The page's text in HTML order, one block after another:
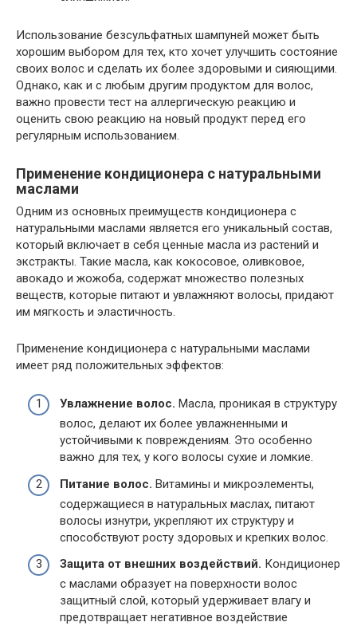
Использование безсульфатных шампуней может быть
хорошим выбором для тех, кто хочет улучшить состояние
своих волос и сделать их более здоровыми и сияющими.
Однако, как и с любым другим продуктом для волос,
важно провести тест на аллергическую реакцию и
оценить свою реакцию на новый продукт перед его
регулярным использованием.
Применение кондиционера с натуральными
маслами
Одним из основных преимуществ кондиционера с
натуральными маслами является его уникальный состав,
который включает в себя ценные масла из растений и
экстракты. Такие масла, как кокосовое, оливковое,
авокадо и жожоба, содержат множество полезных
веществ, которые питают и увлажняют волосы, придают
им мягкость и эластичность.
Применение кондиционера с натуральными маслами
имеет ряд положительных эффектов:
Увлажнение волос. Масла, проникая в структуру
волос, делают их более увлажненными и
устойчивыми к повреждениям. Это особенно
важно для тех, у кого волосы сухие и ломкие.
Питание волос. Витамины и микроэлементы,
содержащиеся в натуральных маслах, питают
волосы изнутри, укрепляют их структуру и
способствуют росту здоровых и крепких волос.
Защита от внешних воздействий. Кондиционер
с маслами образует на поверхности волос
защитный слой, который удерживает влагу и
предотвращает негативное воздействие